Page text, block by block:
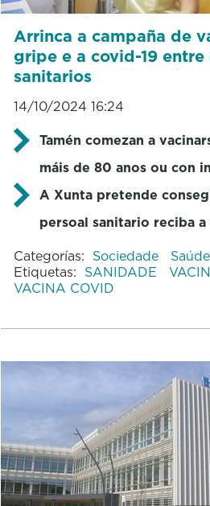
Arrinca a campaña de
gripe e a covid-19
sanitarios
14/10/2024 16:24
Tamén comezan a
máis de 80 anos ou con
A Xunta pretende
persoal sanitario reciba
Categorías: Sociedade Saúde
Etiquetas: SANIDADE
VACINA COVID